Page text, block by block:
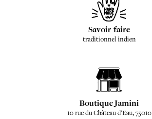
Savoir-faire
traditionnel indien
Boutique Jamini
10 rue du Château d'Eau, 75010